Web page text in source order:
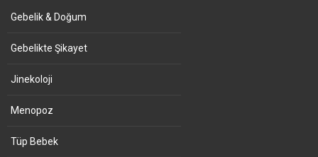
Gebelik & Doğum
Gebelikte Şikayet
Jinekoloji
Menopoz
Tüp Bebek